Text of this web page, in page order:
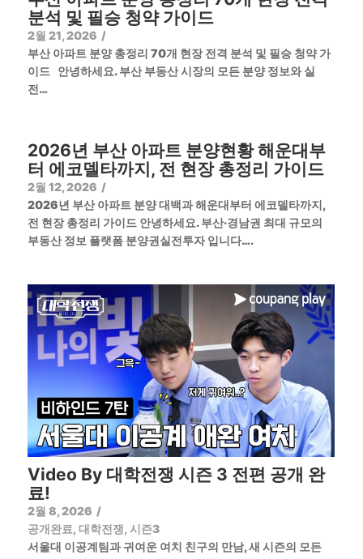
분석 및 필승 청약 가이드
2월 21, 2026 /
부산 아파트 분양 총정리 70개 현장 전격 분석 및 필승 청약 가
이드 안녕하세요. 부산 부동산 시장의 모든 분양 정보와 실
전…
2026년 부산 아파트 분양현황 해운대부
터 에코델타까지, 전 현장 총정리 가이드
2월 12, 2026 /
2026년 부산 아파트 분양 대백과 해운대부터 에코델타까지,
전 현장 총정리 가이드 안녕하세요. 부산·경남권 최대 규모의
부동산 정보 플랫폼 분양권실전투자 입니다….
Video By 대학전쟁 시즌 3 전편 공개 완
료!
2월 8, 2026 /
공개완료, 대학전쟁, 시즌3
서울대 이공계팀과 귀여운 여치 친구의 만남, 새 시즌의 모든